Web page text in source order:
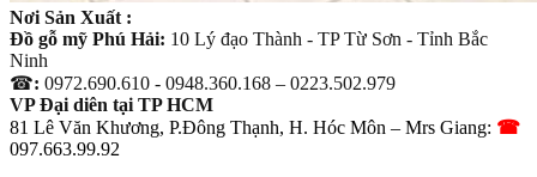
Nơi Sản Xuất :
Đồ gỗ mỹ Phú Hải: 10 Lý đạo Thành - TP Từ Sơn - Tỉnh Bắc
Ninh
☎: 0972.690.610 - 0948.360.168 – 0223.502.979
VP Đại diên tại TP HCM
81 Lê Văn Khương, P.Đông Thạnh, H. Hóc Môn – Mrs Giang: ☎
097.663.99.92